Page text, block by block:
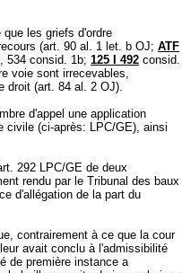
les griefs d'ordre
(art. 90 al. 1 let. b OJ; ATF
534 consid. 1b; 125 I 492 consid.
voie sont irrecevables,
droit (art. 84 al. 2 OJ).
d'appel une application
civile (ci-après: LPC/GE), ainsi
292 LPC/GE de deux
rendu par le Tribunal des baux
d'allégation de la part du
contrairement à ce que la cour
avait conclu à l'admissibilité
de première instance a